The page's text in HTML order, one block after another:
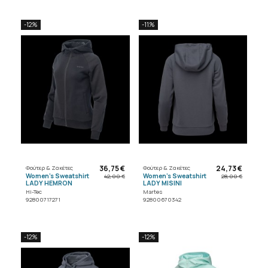
-12%
Φούτερ & Ζακέτες
Women's Sweatshirt
LADY HEMRON
Hi-Tec
92800717271
36,75 €
42,00 €
-11%
Φούτερ & Ζακέτες
Women's Sweatshirt
LADY MISINI
Martes
92800670342
24,73 €
28,00 €
-12% -12%